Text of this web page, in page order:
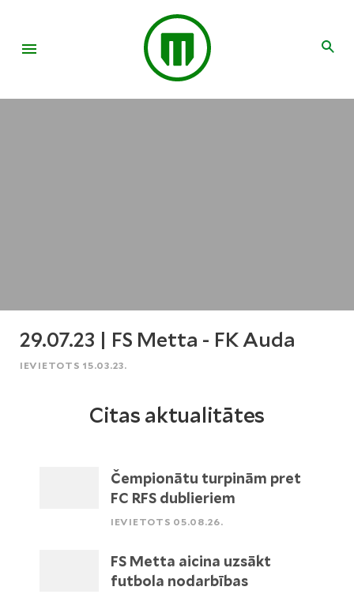
29.07.23 | FS Metta - FK Auda
IEVIETOTS 15.03.23.
Citas aktualitātes
Čempionātu turpinām pret
FC RFS dublieriem
IEVIETOTS 05.08.26.
FS Metta aicina uzsākt
futbola nodarbības